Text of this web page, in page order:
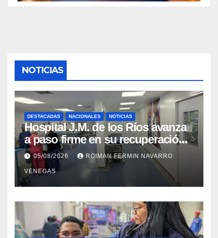
NOTICIAS
DESTACADAS NACIONALES NOTICIAS
Hospital J.M. de los Ríos avanza
a paso firme en su recuperación
tras los recientes eventos
sísmicos
05/08/2026 ROIMAN FERMIN NAVARRO
VENEGAS